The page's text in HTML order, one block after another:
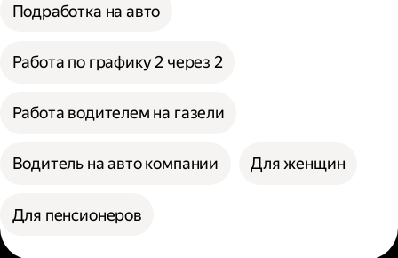
Подработка на авто
Работа по графику 2 через 2
Работа водителем на газели
Водитель на авто компании Для женщин
Для пенсионеров